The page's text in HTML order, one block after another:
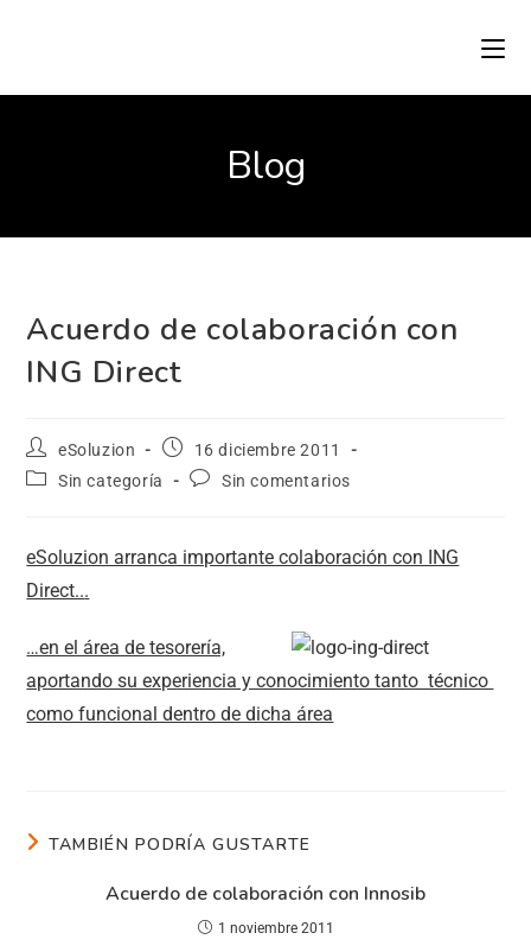
Blog
Acuerdo de colaboración con
ING Direct
eSoluzion
16 diciembre 2011
Sin categoría
Sin comentarios
eSoluzion arranca importante colaboración con ING
Direct...
…en el área de tesorería,
aportando su experiencia y conocimiento tanto técnico
como funcional dentro de dicha área
TAMBIÉN PODRÍA GUSTARTE
Acuerdo de colaboración con Innosib
1 noviembre 2011